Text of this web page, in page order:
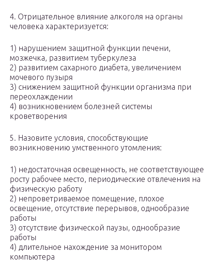
4. Отрицательное влияние алкоголя на органы
человека характеризуется:
1) нарушением защитной функции печени,
мозжечка, развитием туберкулеза
2) развитием сахарного диабета, увеличением
мочевого пузыря
3) снижением защитной функции организма при
переохлаждении
4) возникновением болезней системы
кроветворения
5. Назовите условия, способствующие
возникновению умственного утомления:
1) недостаточная освещенность, не соответствующее
росту рабочее место, периодические отвлечения на
физическую работу
2) непроветриваемое помещение, плохое
освещение, отсутствие перерывов, однообразие
работы
3) отсутствие физической паузы, однообразие
работы
4) длительное нахождение за монитором
компьютера